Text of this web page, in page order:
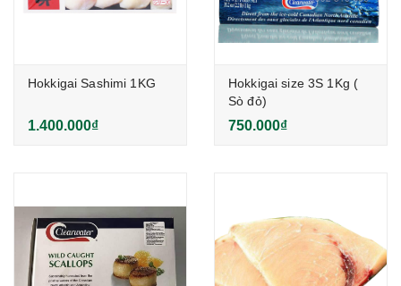
Hokkigai Sashimi 1KG
1.400.000₫
Hokkigai size 3S 1Kg (
Sò đỏ)
750.000₫